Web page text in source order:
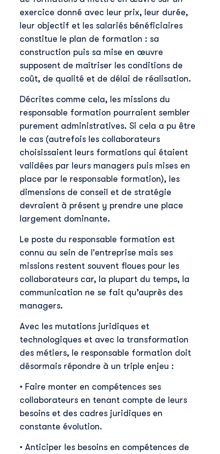
exercice donné avec leur prix, leur durée,
leur objectif et les salariés bénéficiaires
constitue le plan de formation : sa
construction puis sa mise en œuvre
supposent de maîtriser les conditions de
coût, de qualité et de délai de réalisation.
Décrites comme cela, les missions du
responsable formation pourraient sembler
purement administratives. Si cela a pu être
le cas (autrefois les collaborateurs
choisissaient leurs formations qui étaient
validées par leurs managers puis mises en
place par le responsable formation), les
dimensions de conseil et de stratégie
devraient à présent y prendre une place
largement dominante.
Le poste du responsable formation est
connu au sein de l'entreprise mais ses
missions restent souvent floues pour les
collaborateurs car, la plupart du temps, la
communication ne se fait qu’auprès des
managers.
Avec les mutations juridiques et
technologiques et avec la transformation
des métiers, le responsable formation doit
désormais répondre à un triple enjeu :
• Faire monter en compétences ses
collaborateurs en tenant compte de leurs
besoins et des cadres juridiques en
constante évolution.
• Anticiper les besoins en compétences de